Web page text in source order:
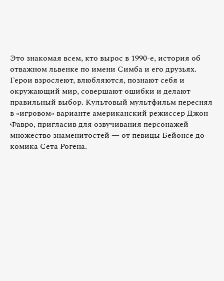
Это знакомая всем, кто вырос в 1990-е, история об
отважном львенке по имени Симба и его друзьях.
Герои взрослеют, влюбляются, познают себя и
окружающий мир, совершают ошибки и делают
правильный выбор. Культовый мультфильм переснял
в «игровом» варианте американский режиссер Джон
Фавро, пригласив для озвучивания персонажей
множество знаменитостей — от певицы Бейонсе до
комика Сета Рогена.